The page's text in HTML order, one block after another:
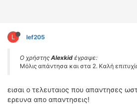
L lef205
Ο χρήστης Alexkid έγραψε:
Μόλις απάντησα και στα 2. Καλή
εισαι ο τελευταιος που απαντησες
ερευνα απο απαντησεις!